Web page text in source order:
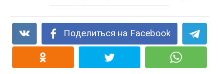
Поделиться на Facebook